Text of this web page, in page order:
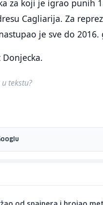
za koji je igrao punih
Cagliarija. Za
je sve do 2016.
tekstu?